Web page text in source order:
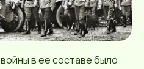
в ее составе было